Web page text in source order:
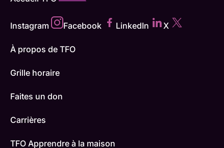
Instagram Facebook LinkedIn X
À propos de TFO
Grille horaire
Faites un don
Carrières
TFO Apprendre à la maison